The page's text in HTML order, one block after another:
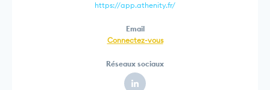
https://app.athenity.fr/
Email
Connectez-vous
Réseaux sociaux